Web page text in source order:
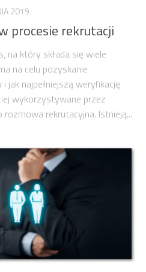
2019
procesie rekrutacji
na który składa się wiele
na celu pozyskanie
najpełniejszą weryfikację
wykorzystywane przez
rekrutacyjna. Istnieją...